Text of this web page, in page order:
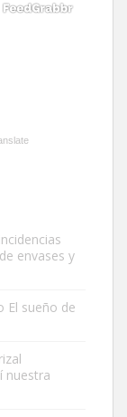
de la zona los
de un mes,
envases y
El sueño de
nuestra